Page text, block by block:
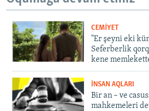
CEMİYET
"Er şeyni eki
Seferberlik
kene
İNSAN AQLARI
Bir an – ve
mahkemeleri